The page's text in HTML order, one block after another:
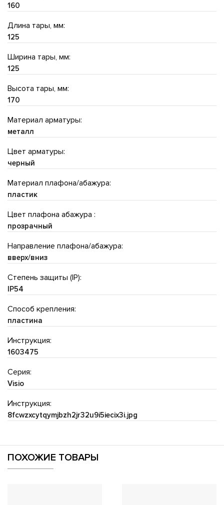
160
Длина тары, мм:
125
Ширина тары, мм:
125
Высота тары, мм:
170
Материал арматуры:
металл
Цвет арматуры:
черный
Материал плафона/абажура:
пластик
Цвет плафона абажура :
прозрачный
Направление плафона/абажура:
вверх/вниз
Степень защиты (IP):
IP54
Способ крепления:
пластина
Инструкция:
1603475
Серия:
Visio
Инструкция:
8fcwzxcytqymjbzh2jr32u9i5iecix3i.jpg
ПОХОЖИЕ ТОВАРЫ